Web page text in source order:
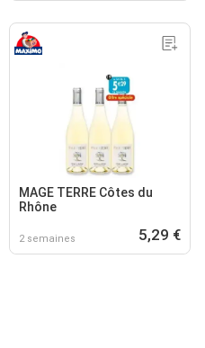
MAGE TERRE Côtes du
Rhône
2 semaines 5,29 €